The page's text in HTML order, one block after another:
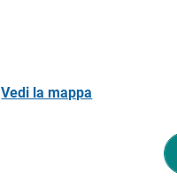
Vedi la mappa